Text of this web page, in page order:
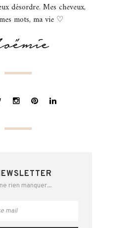
désordre. Mes cheveux,
mots, ma vie ♡
rien manquer...